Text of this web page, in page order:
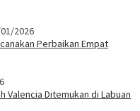
2026
Perbaikan Empat
Valencia Ditemukan di Labuan